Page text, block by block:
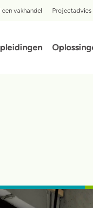
een vakhandel Projectadvies